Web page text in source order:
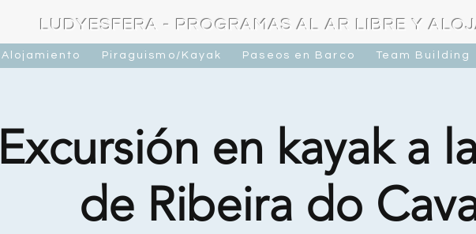
LUDYESFERA - PROGRAMAS AL AR LIBRE Y
Alojamiento Piraguismo/Kayak Paseos en Barco Team Building
Excursión en kayak a
de Ribeira do